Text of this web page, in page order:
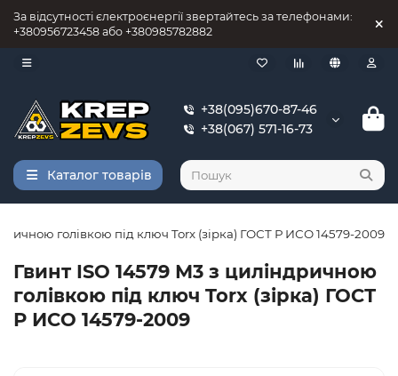
За відсутності єлектроєнергії звертайтесь за телефонами:
+380956723458 або +380985782882
+38(095)670-87-46
+38(067) 571-16-73
Каталог товарів
голівкою під ключ Torx (зірка) ГОСТ Р ИСО 14579-2009
Гвинт ISO 14579 М3 з циліндричною
голівкою під ключ Torx (зірка) ГОСТ
Р ИСО 14579-2009